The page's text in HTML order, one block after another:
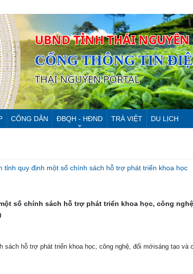
UBND TỈNH THÁI NGUYÊN
CỔNG THÔNG TIN
THAI NGUYEN PORTAL
CÔNG DÂN ĐBQH - HĐND TRÀ VIỆT DU LỊCH
tỉnh quy định một số chính sách hỗ trợ phát triển khoa học
số chính sách hỗ trợ phát triển khoa học, công
hỗ trợ phát triển khoa học, công nghệ, đổi mớisáng tạo và